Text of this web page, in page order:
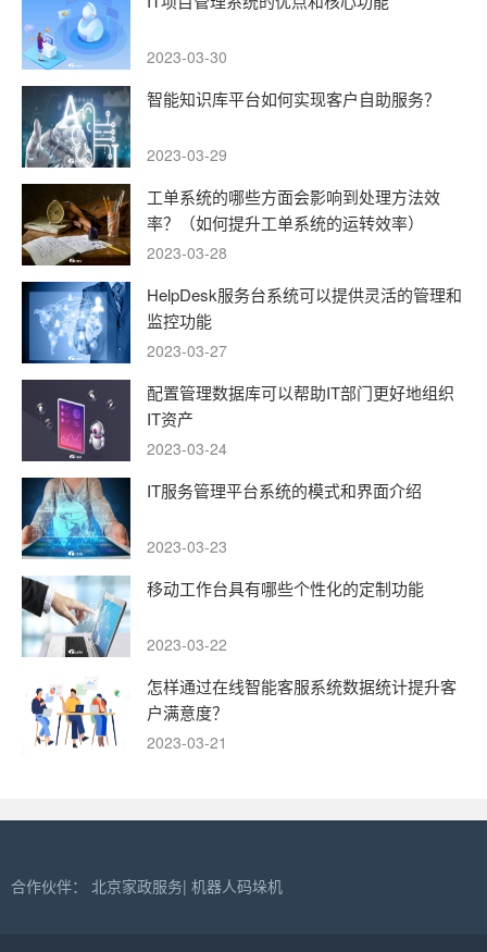
2023-03-30
智能知识库平台如何实现客户自助服务？
2023-03-29
工单系统的哪些方面会影响到处理方法效
率？（如何提升工单系统的运转效率）
2023-03-28
HelpDesk服务台系统可以提供灵活的管理和
监控功能
2023-03-27
配置管理数据库可以帮助IT部门更好地组织
IT资产
2023-03-24
IT服务管理平台系统的模式和界面介绍
2023-03-23
移动工作台具有哪些个性化的定制功能
2023-03-22
怎样通过在线智能客服系统数据统计提升客
户满意度？
2023-03-21
合作伙伴： 北京家政服务| 机器人码垛机